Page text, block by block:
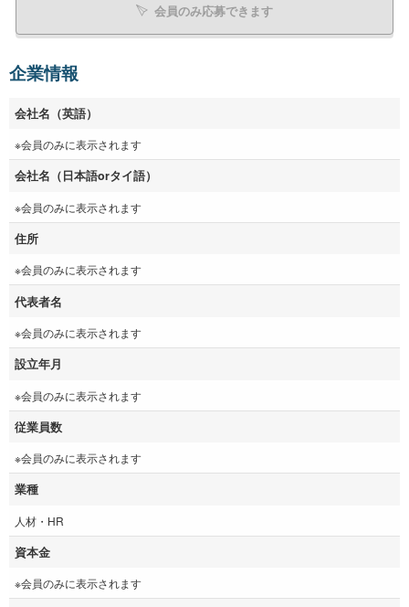
会員のみ応募できます
企業情報
会社名（英語）
※会員のみに表示されます
会社名（日本語orタイ語）
※会員のみに表示されます
住所
※会員のみに表示されます
代表者名
※会員のみに表示されます
設立年月
※会員のみに表示されます
従業員数
※会員のみに表示されます
業種
人材・HR
資本金
※会員のみに表示されます